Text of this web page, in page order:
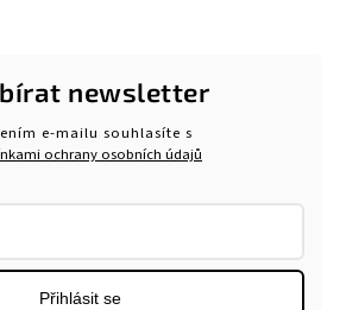
newsletter
e-mailu souhlasíte s
ochrany osobních údajů
Přihlásit se